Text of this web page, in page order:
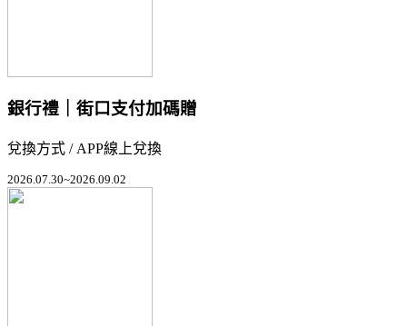
銀行禮｜街口支付加碼贈
兌換方式 / APP線上兌換
2026.07.30~2026.09.02